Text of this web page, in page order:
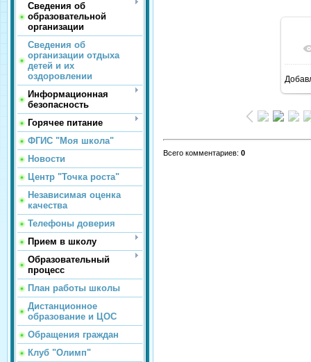
Сведения об
образовательной
организации
Сведения об
организации отдыха
детей и их
оздоровлении
Информационная
безопасность
Горячее питание
ФГИС "Моя школа"
Новости
Центр "Точка роста"
Независимая оценка
качества
Телефоны доверия
Прием в школу
Образовательный
процесс
План работы школы
Дистанционное
образование и ЦОС
Обращения граждан
Клуб "Олимп"
Всего комментариев: 0